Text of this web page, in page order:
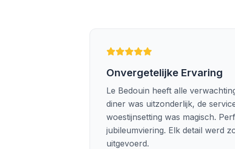
Onvergetelijke Ervaring
Le Bedouin heeft alle
diner was uitzonderlijk, de
woestijnsetting was magisch.
jubileumviering. Elk detail werd
uitgevoerd.